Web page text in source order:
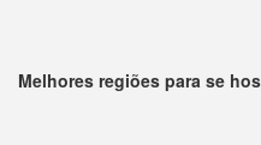
Melhores regiões para se